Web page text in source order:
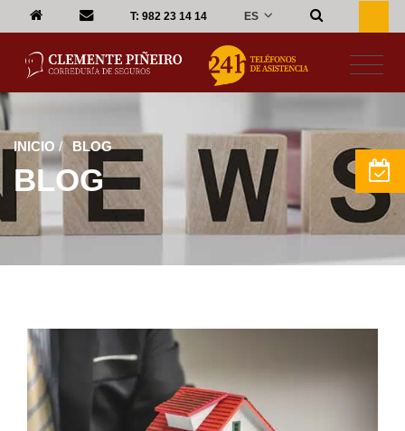
T: 982 23 14 14 ES
INICIO / BLOG
BLOG